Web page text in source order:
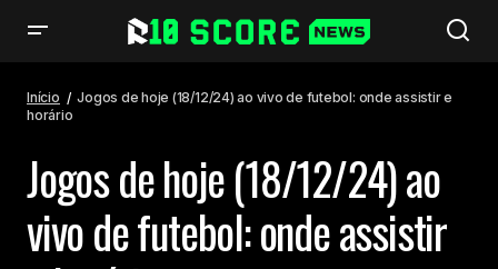
Início
Jogos de hoje (18/12/24) ao vivo de futebol: onde assistir e
horário
Jogos de hoje (18/12/24) ao
vivo de futebol: onde assistir